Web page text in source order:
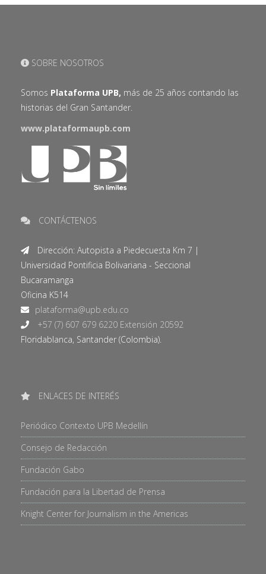
SOBRE NOSOTROS
Somos Plataforma UPB, más de 25 años contando las
historias del Gran Santander.
www.plataformaupb.com
CONTÁCTENOS
Dirección: Autopista a Piedecuesta Km 7 |
Universidad Pontificia Bolivariana - Seccional
Bucaramanga
Oficina K514
+57 (7) 607 679 6220 Extensión 20592
Floridablanca, Santander (Colombia).
ENLACES DE INTERÉS
Periódico Contexto UPB Medellín
Consejo de Redacción
Fundación Gabo
Fundación para la Libertad de Prensa
Knight Center for Journalism in the Americas